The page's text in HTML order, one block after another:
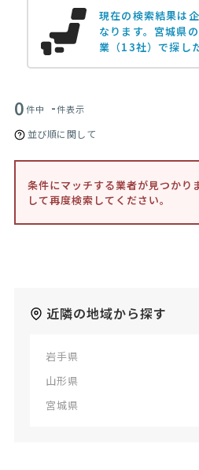
現在の検索結果は
なります。 宮城県
業（13社）で探し
0件中 -件表示
並び順に関して
条件にマッチする業者が見つかり
して再度検索してください。
近隣の地域から探す
岩手県
山形県
宮城県